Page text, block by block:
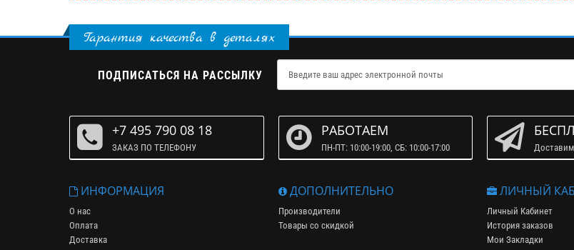
Гарантия качества в деталях
ПОДПИСАТЬСЯ НА РАССЫЛКУ
+7 495 790 08 18
ЗАКАЗ ПО ТЕЛЕФОНУ
РАБОТАЕМ
ПН-ПТ: 10:00-19:00, СБ: 10:00-17:00
ИНФОРМАЦИЯ
О нас
Оплата
Доставка
ДОПОЛНИТЕЛЬНО
Производители
Товары со скидкой
ЛИЧНЫЙ
Личный Кабинет
История заказов
Мои Закладки